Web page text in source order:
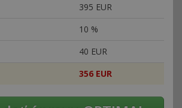
395 EUR
10 %
40 EUR
356 EUR